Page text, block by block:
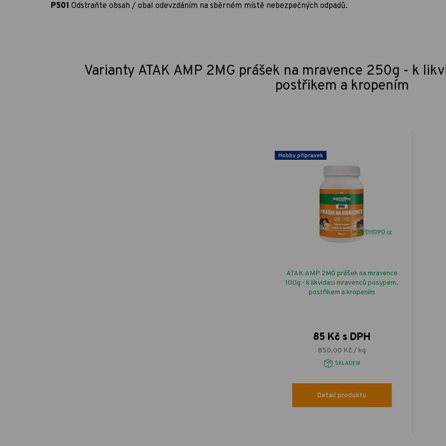
P501 Odstraňte obsah / obal odevzdáním na sběrném místě nebezpečných odpadů.
Varianty ATAK AMP 2MG prášek na mravence 250g - k
postřikem a kropením
Hobby přípravek
ATAK AMP 2MG prášek na mravence
100g - k likvidaci mravenců posypem,
postřikem a kropením
85 Kč s DPH
850,00 Kč / kg
SKLADEM
Detail produktu